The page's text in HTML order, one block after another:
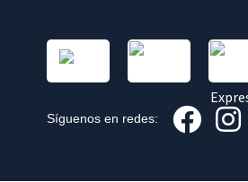
Síguenos en redes: